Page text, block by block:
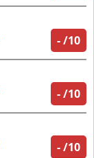
-/10
-/10
-/10